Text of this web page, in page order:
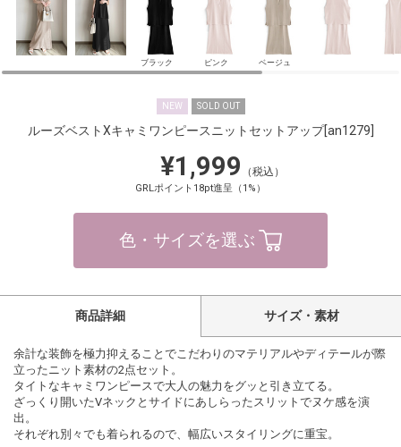
ブラック ピンク ベージュ
NEW SOLD OUT
ルーズベストXキャミワンピースニットセットアップ[an1279]
¥1,999 （税込）
GRLポイント18pt進呈（1%）
色・サイズを選ぶ
商品詳細 サイズ・素材
余計な装飾を極力抑えることでこだわりのマテリアルやディテールが際
立ったニット素材の2点セット。
タイトなキャミワンピースで大人の魅力をグッと引き立てる。
ざっくり開いたVネックとサイドにあしらったスリットでヌケ感を演
出。
それぞれ別々でも着られるので、幅広いスタイリングに重宝。